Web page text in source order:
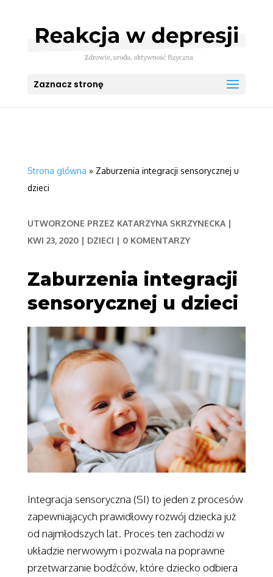
Zaznacz stronę
Strona główna » Zaburzenia integracji sensorycznej u
dzieci
UTWORZONE PRZEZ KATARZYNA SKRZYNECKA|
KWI 23, 2020| DZIECI | 0 KOMENTARZY
Zaburzenia integracji
sensorycznej u dzieci
Integracja sensoryczna (SI) to jeden z procesów
zapewniających prawidłowy rozwój dziecka już
od najmłodszych lat. Proces ten zachodzi w
układzie nerwowym i pozwala na poprawne
przetwarzanie bodźców, które dziecko odbiera